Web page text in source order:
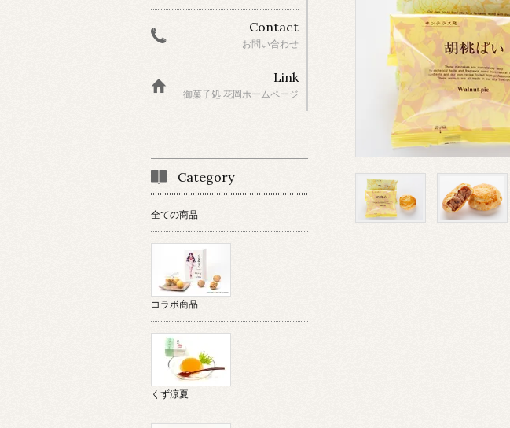
Contact
お問い合わせ
Link
御菓子処 花岡ホームページ
Category
全ての商品
コラボ商品
くず涼夏